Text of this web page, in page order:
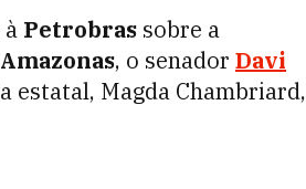
Petrobras sobre a
, o senador Davi
estatal, Magda Chambriard,